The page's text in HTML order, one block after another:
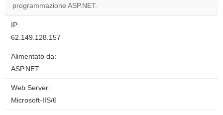
programmazione ASP.NET.
IP:
62.149.128.157
Alimentato da:
ASP.NET
Web Server:
Microsoft-IIS/6